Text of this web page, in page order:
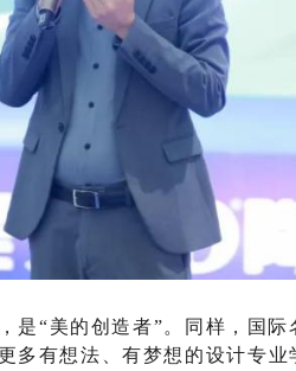
是“美的创造者”。同样， 国际
多有想法、有梦想的设计专